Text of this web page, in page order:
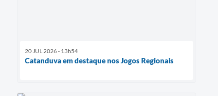
20 JUL 2026 - 13h54
Catanduva em destaque nos Jogos Regionais